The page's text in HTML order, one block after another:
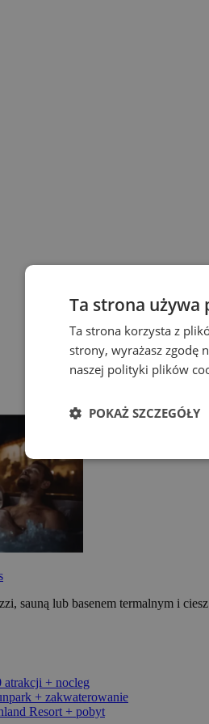
sauną lub basenem termalnym i
atrakcji + nocleg
+ zakwaterowanie
Resort + pobyt
Ta strona używa
Ta strona korzysta z
strony, wyrażasz zgodę
naszej polityki plików
POKAŻ SZCZEGÓŁY